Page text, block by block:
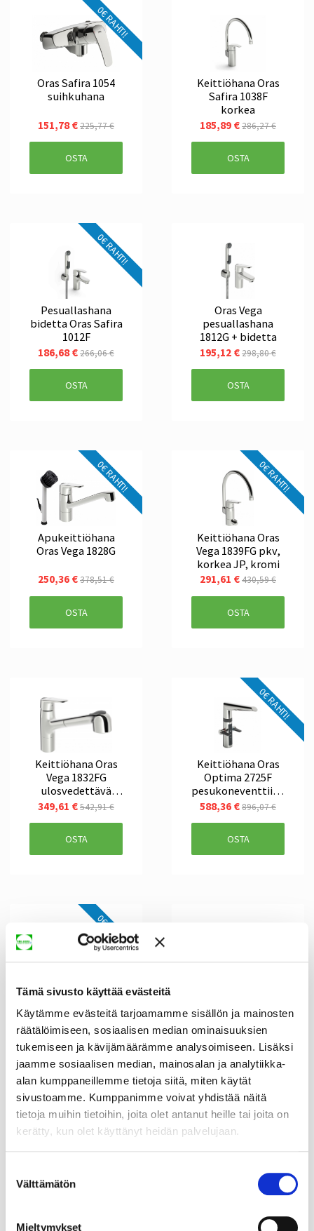
Tämä sivusto käyttää evästeitä
Käytämme evästeitä tarjoamamme sisällön ja mainosten
räätälöimiseen, sosiaalisen median ominaisuuksien
tukemiseen ja kävijämäärämme analysoimiseen. Lisäksi
jaamme sosiaalisen median, mainosalan ja analytiikka-
alan kumppaneillemme tietoja siitä, miten käytät
sivustoamme. Kumppanimme voivat yhdistää näitä
tietoja muihin tietoihin, joita olet antanut heille tai joita on
kerätty, kun olet käyttänyt heidän palvelujaan.
valinta
Välttämätön
Mieltymykset
0€ RAHTI!
Oras Safira 1054
suihkuhana
151,78 €225,77 €
OSTA
Keittiöhana Oras
Safira 1038F
korkea
185,89 €286,27 €
OSTA
0€ RAHTI!
Pesuallashana
bidetta Oras Safira
1012F
186,68 €266,06 €
OSTA
Oras Vega
pesuallashana
1812G + bidetta
195,12 €298,80 €
OSTA
0€ RAHTI!
Apukeittiöhana
Oras Vega 1828G
250,36 €378,51 €
OSTA
0€ RAHTI!
Keittiöhana Oras
Vega 1839FG pkv,
korkea JP, kromi
291,61 €430,59 €
OSTA
Keittiöhana Oras
Vega 1832FG
ulosvedettävä
juoksuputki
349,61 €542,91 €
OSTA
0€ RAHTI!
Keittiöhana Oras
Optima 2725F
pesukoneventtiilei
n
588,36 €896,07 €
OSTA
0€ RAHTI!
Keittiöhana Oras
512,16 €778,10 €
OSTA
STABILA 446000
31,41 € 45,39 €
OSTA
Palloventtiili EM